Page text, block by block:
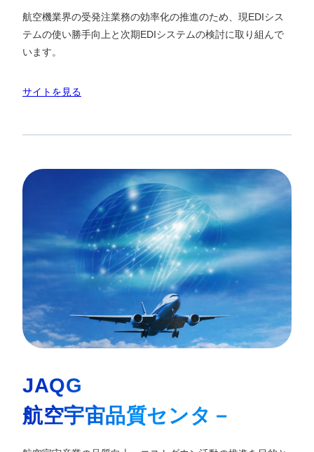
航空機業界の受発注業務の効率化の推進のため、現EDIシス
テムの使い勝手向上と次期EDIシステムの検討に取り組んで
います。
サイトを見る
JAQG
航空宇宙品質センタ－